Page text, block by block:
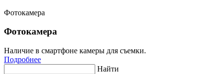
Фотокамера
Фотокамера
Наличие в смартфоне камеры для съемки.
Подробнее
Найти